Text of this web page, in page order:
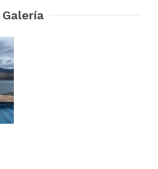
$129.82
Galería